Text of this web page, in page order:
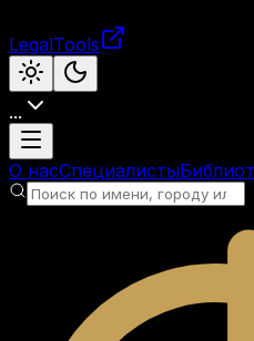
LegalTools
...
Загрузка аккаунта
О насСпециалисты